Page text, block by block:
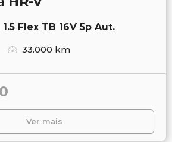
Flex TB 16V 5p Aut.
33.000 km
Ver mais